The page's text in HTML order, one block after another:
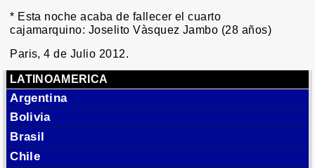
* Esta noche acaba de fallecer el cuarto
cajamarquino: Joselito Vàsquez Jambo (28 años)
Paris, 4 de Julio 2012.
LATINOAMERICA
Argentina
Bolivia
Brasil
Chile